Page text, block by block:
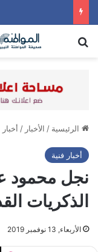
الرئيسية / الأخبار /
أخبار فنية
نجل محمود
الذكريات
الأربعاء, 13 نوفمبر 2019